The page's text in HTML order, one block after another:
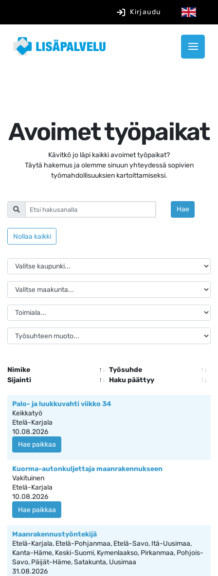
Kirjaudu
Avoimet työpaikat
Kävitkö jo läpi kaikki avoimet työpaikat?
Täytä hakemus ja olemme sinuun yhteydessä sopivien
työmahdollisuuksien kartoittamiseksi.
Tee haku Hae
Nollaa kaikki
Nimike
Työsuhde
Sijainti
Haku päättyy
Palo- ja luukkuvahti viikko 34
Keikkatyö
Etelä-Karjala
10.08.2026
Hae paikkaa
Kuorma-autonkuljettaja maanrakennukseen
Vakituinen
Etelä-Karjala
10.08.2026
Hae paikkaa
Maanrakennustyöntekijä
Etelä-Karjala, Etelä-Pohjanmaa, Etelä-Savo, Itä-Uusimaa,
Kanta-Häme, Keski-Suomi, Kymenlaakso, Pirkanmaa, Pohjois-
Savo, Päijät-Häme, Satakunta, Uusimaa
31.08.2026